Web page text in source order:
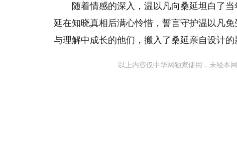
随着情感的深入，温以凡向桑延坦白了
延在知晓真相后满心怜惜，誓言守护温以凡
与理解中成长的他们，搬入了桑延亲自设计
以上内容仅中华网独家使用，未经本